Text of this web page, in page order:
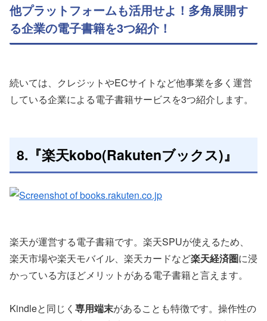
他プラットフォームも活用せよ！多角展開す
る企業の電子書籍を3つ紹介！
続いては、クレジットやECサイトなど他事業を多く運営
している企業による電子書籍サービスを3つ紹介します。
8.『楽天kobo(Rakutenブックス)』
楽天が運営する電子書籍です。楽天SPUが使えるため、
楽天市場や楽天モバイル、楽天カードなど楽天経済圏に浸
かっている方ほどメリットがある電子書籍と言えます。
Kindleと同じく 専用端末があることも特徴です。操作性の